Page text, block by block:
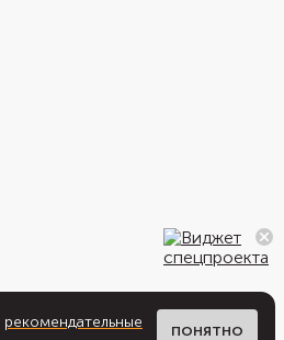
рекомендательные
ПОНЯТНО